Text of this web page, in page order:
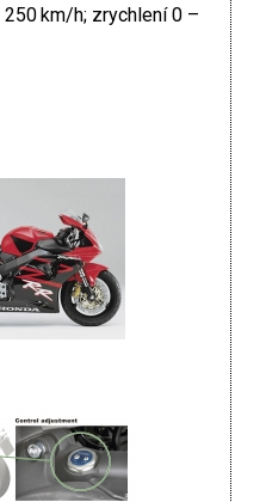
km/h; zrychlení 0 –